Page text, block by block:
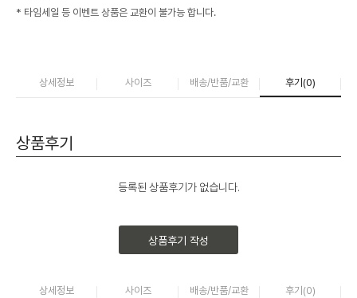
* 타임세일 등 이벤트 상품은 교환이 불가능 합니다.
상세정보 사이즈 배송/반품/교환 후기(0)
상품후기
등록된 상품후기가 없습니다.
상품후기 작성
상세정보 사이즈 배송/반품/교환 후기(0)